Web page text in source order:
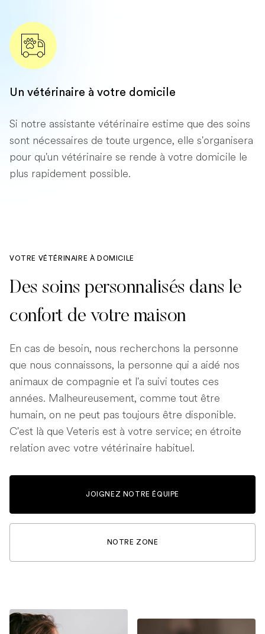
Un vétérinaire à votre domicile
Si notre assistante vétérinaire estime que des soins
sont nécessaires de toute urgence, elle s'organisera
pour qu'un vétérinaire se rende à votre domicile le
plus rapidement possible.
VOTRE VÉTÉRINAIRE À DOMICILE
Des soins personnalisés dans le
confort de votre maison
En cas de besoin, nous recherchons la personne
que nous connaissons, la personne qui a aidé nos
animaux de compagnie et l'a suivi toutes ces
années. Malheureusement, comme tout être
humain, on ne peut pas toujours être disponible.
C'est là que Veteris est à votre service; en étroite
relation avec votre vétérinaire habituel.
JOIGNEZ NOTRE ÉQUIPE
NOTRE ZONE